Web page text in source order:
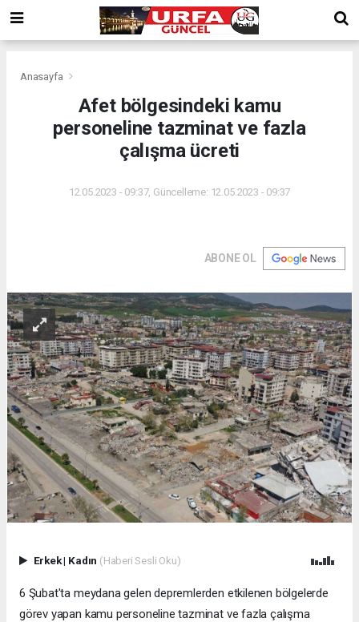
Anasayfa
Afet bölgesindeki kamu
personeline tazminat ve fazla
çalışma ücreti
12.05.2023 - 09:37, Güncelleme: 12.05.2023 - 09:37
ABONE OL
Erkek| Kadın (Haberi Sesli Oku)
6 Şubat'ta meydana gelen depremlerden etkilenen bölgelerde
görev yapan kamu personeline tazminat ve fazla çalışma